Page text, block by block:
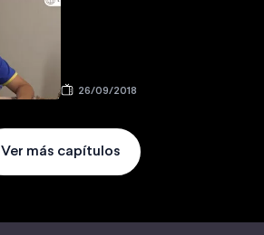
26/09/2018
Ver más capítulos